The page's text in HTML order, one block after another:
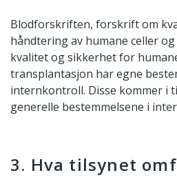
Blodforskriften, forskrift om
håndtering av humane celler
kvalitet og sikkerhet for
transplantasjon har egne
internkontroll. Disse kommer i
generelle bestemmelsene i
3. Hva tilsynet